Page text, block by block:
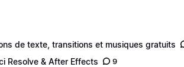
de texte, transitions et musiques gratuits
Resolve & After Effects 9